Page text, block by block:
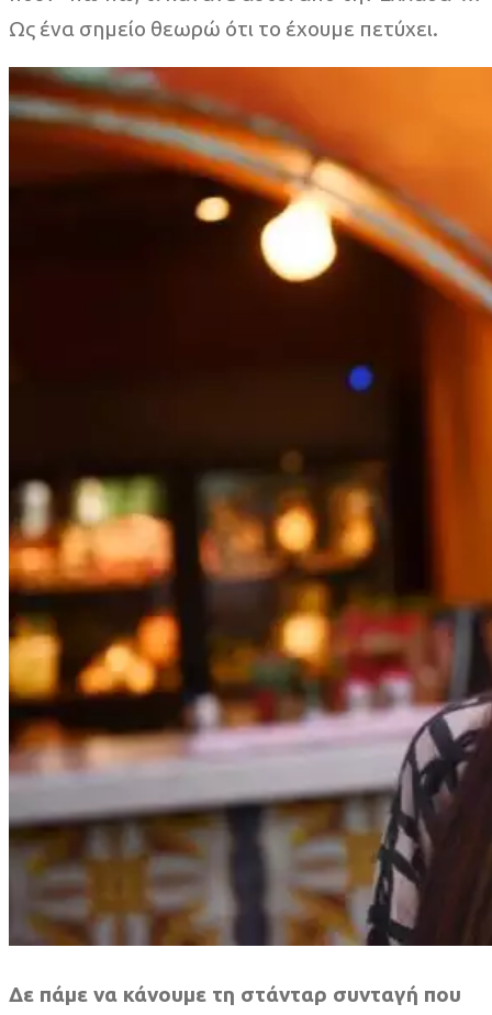
Ως ένα σημείο θεωρώ ότι το έχουμε πετύχει.
Δε πάμε να κάνουμε τη στάνταρ συνταγή που